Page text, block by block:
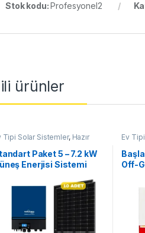
Stok kodu:Profesyonel2
ürünler
Tipi Solar Sistemler, Hazır
Paket 5 – 7.2 kW
Enerjisi Sistemi
Ev
Off-